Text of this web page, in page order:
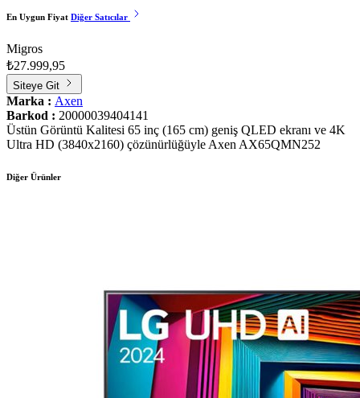
En Uygun Fiyat Diğer Satıcılar
Migros
₺27.999,95
Siteye Git
Marka : Axen
Barkod : 20000039404141
Üstün Görüntü Kalitesi 65 inç (165 cm) geniş QLED ekranı ve 4K
Ultra HD (3840x2160) çözünürlüğüyle Axen AX65QMN252
Diğer Ürünler